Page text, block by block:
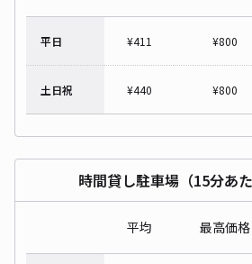
平日 ¥411 ¥800
土日祝 ¥440 ¥800
時間貸し駐車場（15分あた
平均 最高価格